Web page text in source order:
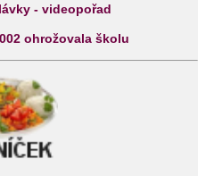
- videopořad
ohrožovala školu